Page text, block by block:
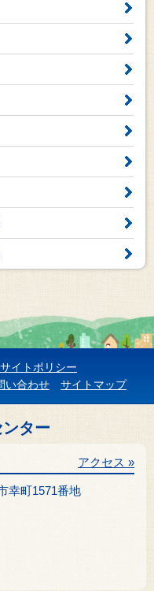
サイトポリシー
い合わせ サイトマップ
ター
幸町1571番地
アクセス »